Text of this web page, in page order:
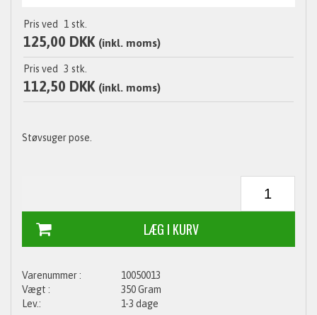
Pris ved 1 stk.
125,00 DKK (inkl. moms)
Pris ved 3 stk.
112,50 DKK (inkl. moms)
Støvsuger pose.
10050013
350 Gram
1-3 dage